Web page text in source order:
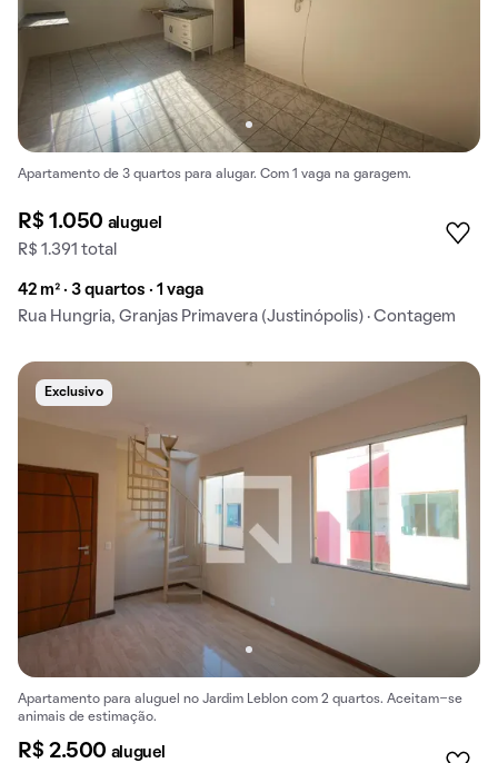
Apartamento de 3 quartos para alugar. Com 1 vaga na garagem.
R$ 1.050 aluguel
R$ 1.391 total
42 m² · 3 quartos · 1 vaga
Rua Hungria, Granjas Primavera (Justinópolis) · Contagem
Exclusivo
Apartamento para aluguel no Jardim Leblon com 2 quartos. Aceitam-se
animais de estimação.
R$ 2.500 aluguel